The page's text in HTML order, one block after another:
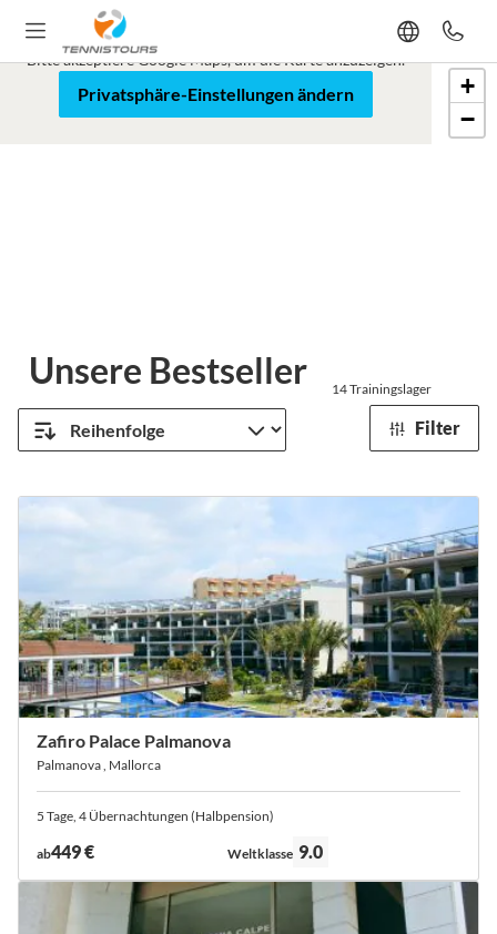
Unsere Bestseller 14Trainingslager
Filter
Zafiro Palace Palmanova
Palmanova , Mallorca
5 Tage, 4 Übernachtungen (Halbpension)
ab449 € Bewertung:
Weltklasse 9.0
Karte Satellit
+
−
Google Maps ist blockiert
Bitte akzeptiere Google Maps, um die Karte anzuzeigen.
Privatsphäre-Einstellungen ändern